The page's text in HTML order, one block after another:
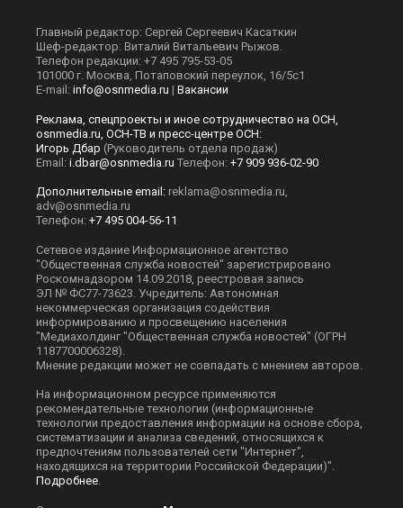
Главный редактор: Сергей Сергеевич Касаткин
Шеф-редактор: Виталий Витальевич Рыжов.
Телефон редакции: +7 495 795-53-05
101000 г. Москва, Потаповский переулок, 16/5с1
E-mail: info@osnmedia.ru | Вакансии
Реклама, спецпроекты и иное сотрудничество на ОСН,
osnmedia.ru, ОСН-ТВ и пресс-центре ОСН:
Игорь Дбар (Руководитель отдела продаж)
Email: i.dbar@osnmedia.ru Телефон: +7 909 936-02-90
Дополнительные email: reklama@osnmedia.ru
adv@osnmedia.ru
Телефон: +7 495 004-56-11
Сетевое издание Информационное агентство
"Общественная служба новостей" зарегистрировано
Роскомнадзором 14.09.2018, реестровая запись
ЭЛ № ФС77-73623. Учредитель: Автономная
некоммерческая организация содействия
информированию и просвещению населения
"Медиахолдинг "Общественная служба новостей" (ОГРН
1187700006328).
Мнение редакции может не совпадать с мнением авторов.
На информационном ресурсе применяются
рекомендательные технологии (информационные
технологии предоставления информации на основе сбора,
систематизации и анализа сведений, относящихся к
предпочтениям пользователей сети "Интернет",
находящихся на территории Российской Федерации)".
Подробнее